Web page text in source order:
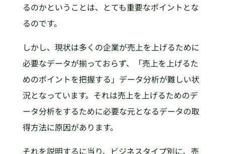
るのかということは、とても重要なポイントとな
るのです。
しかし、現状は多くの企業が売上を上げるために
必要なデータが揃っておらず、「売上を上げるた
めのポイントを把握する」データ分析が難しい状
況となっています。それは売上を上げるためのデ
ータ分析をするために必要な元となるデータの取
得方法に原因があります。
それを説明するに当り、ビジネスタイプ別に、売